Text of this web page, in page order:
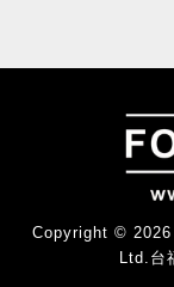
Copyright © 2026
Ltd.台